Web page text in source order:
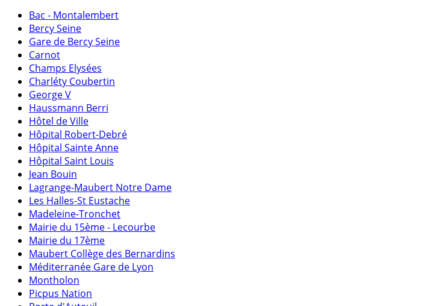
Bac - Montalembert
Bercy Seine
Gare de Bercy Seine
Carnot
Champs Elysées
Charléty Coubertin
George V
Haussmann Berri
Hôtel de Ville
Hôpital Robert-Debré
Hôpital Sainte Anne
Hôpital Saint Louis
Jean Bouin
Lagrange-Maubert Notre Dame
Les Halles-St Eustache
Madeleine-Tronchet
Mairie du 15ème - Lecourbe
Mairie du 17ème
Maubert Collège des Bernardins
Méditerranée Gare de Lyon
Montholon
Picpus Nation